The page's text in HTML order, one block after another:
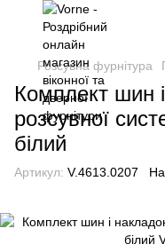
Розсувна фурнітура
Комплект шин
розсувної
білий
Артикул: V.4613.0207